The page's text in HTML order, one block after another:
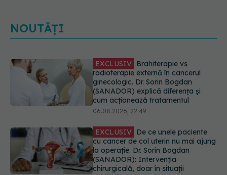
NOUTĂȚI
EXCLUSIV De ce unele paciente
cu cancer de col uterin nu mai ajung
la operație. Dr. Sorin Bogdan
(SANADOR): Intervenția
chirurgicală, doar în situații
particulare
Alertă în Europa după un nou caz
de hantavirus Anzi, singura tulpină
care se transmite de la om la om
06.08.2026, 20:06